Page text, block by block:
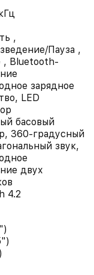
,
Пауза ,
, Bluetooth-
зарядное
LED
басовый
360-градусный
звук,
двух
4.2